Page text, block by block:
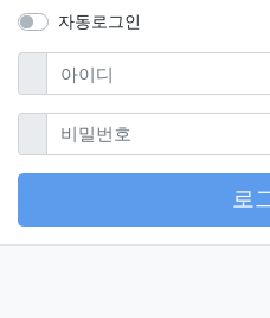
자동로그인
아이디필수
비밀번호필수
로